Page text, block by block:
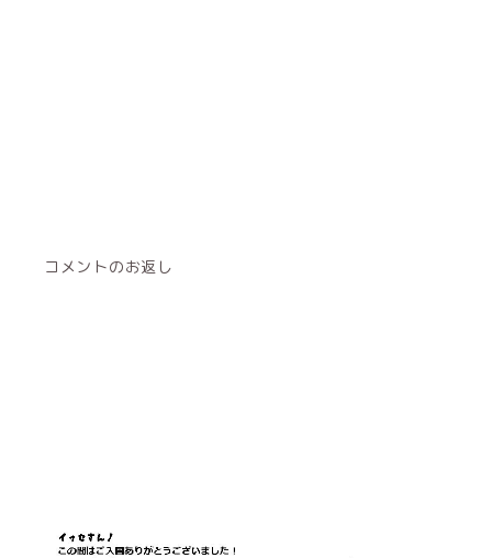
コメントのお返し